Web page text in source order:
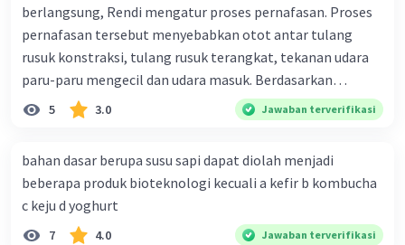
berlangsung, Rendi mengatur proses pernafasan. Proses
pernafasan tersebut menyebabkan otot antar tulang
rusuk konstraksi, tulang rusuk terangkat, tekanan udara
paru-paru mengecil dan udara masuk. Berdasarkan
informasi tersebut, dapat disimpulkan bahwa Rendi
sedang melakukan proses pernafasan....
5 3.0 Jawaban terverifikasi
bahan dasar berupa susu sapi dapat diolah menjadi
beberapa produk bioteknologi kecuali a kefir b kombucha
c keju d yoghurt
7 4.0 Jawaban terverifikasi